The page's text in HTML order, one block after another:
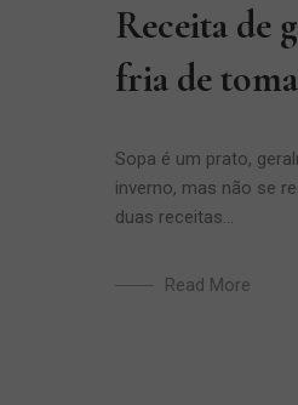
Receita de
fria de
Sopa é um prato,
inverno, mas não se
duas receitas...
Read More